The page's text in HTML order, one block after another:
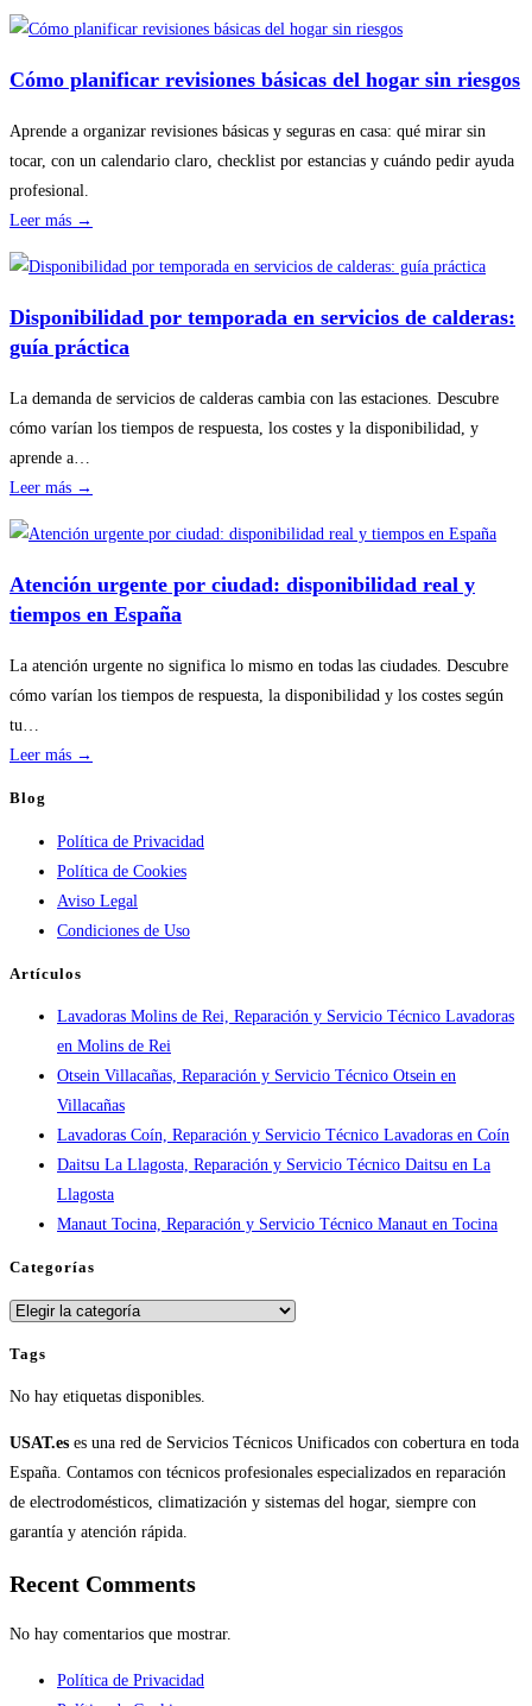
Cómo planificar revisiones básicas del hogar sin riesgos
Aprende a organizar revisiones básicas y seguras en casa: qué mirar sin
tocar, con un calendario claro, checklist por estancias y cuándo pedir ayuda
profesional.
Leer más →
planificar
revisiones
básicas
hogar
sin
Disponibilidad por temporada en servicios de calderas:
guía práctica
La demanda de servicios de calderas cambia con las estaciones. Descubre
cómo varían los tiempos de respuesta, los costes y la disponibilidad, y
aprende a…
Leer más →
por
temporada
de
calderas:
Atención urgente por ciudad: disponibilidad real y
tiempos en España
La atención urgente no significa lo mismo en todas las ciudades. Descubre
cómo varían los tiempos de respuesta, la disponibilidad y los costes según
tu…
Leer más →
por
ciudad:
disponibilidad
real
en
España
Blog
Política de Privacidad
Política de Cookies
Aviso Legal
Condiciones de Uso
Artículos
Lavadoras Molins de Rei, Reparación y Servicio Técnico Lavadoras
en Molins de Rei
Otsein Villacañas, Reparación y Servicio Técnico Otsein en
Villacañas
Lavadoras Coín, Reparación y Servicio Técnico Lavadoras en Coín
Daitsu La Llagosta, Reparación y Servicio Técnico Daitsu en La
Llagosta
Manaut Tocina, Reparación y Servicio Técnico Manaut en Tocina
Categorías
Categorías
Tags
No hay etiquetas disponibles.
USAT.es es una red de Servicios Técnicos Unificados con cobertura en toda
España. Contamos con técnicos profesionales especializados en reparación
de electrodomésticos, climatización y sistemas del hogar, siempre con
garantía y atención rápida.
Recent Comments
No hay comentarios que mostrar.
Política de Privacidad